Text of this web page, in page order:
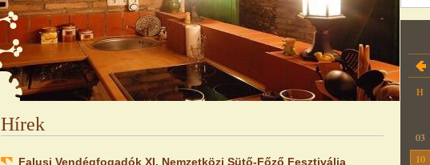
Hírek
Falusi Vendégfogadók XI. Nemzetközi Sütő-Főző Fesztiválja
H
03
10